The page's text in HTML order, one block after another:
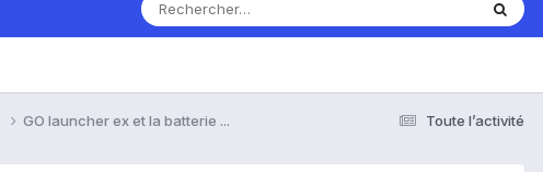
Toute l’activité
GO launcher ex et la batterie ...